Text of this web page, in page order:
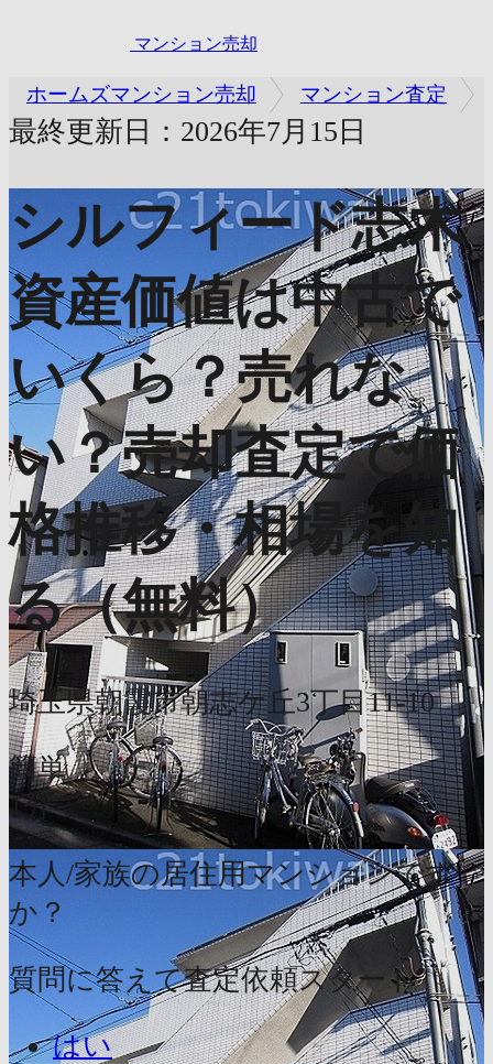
マンション売却
ホームズマンション売却 マンション査定
最終更新日：2026年7月15日
シルフィード志木
資産価値は中古で
いくら？売れな
い？売却査定で価
格推移・相場を知
る（無料）
埼玉県朝霞市朝志ケ丘3丁目11-10
簡単
1分
本人/家族の居住用マンションです
か？
質問に答えて査定依頼スタート
はい